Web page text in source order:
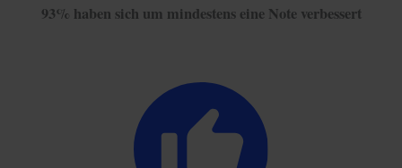
93% haben sich um mindestens eine Note verbessert